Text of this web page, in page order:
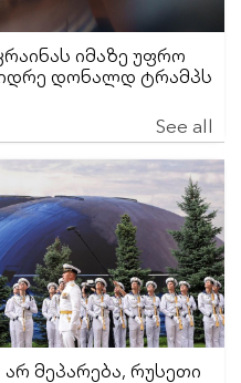
იმაზე უფრო
დონალდ ტრამპს
See all
მეპარება, რუსეთი